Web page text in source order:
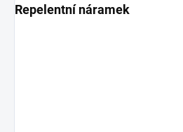
Repelentní náramek